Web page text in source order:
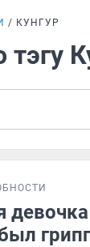
КУНГУР